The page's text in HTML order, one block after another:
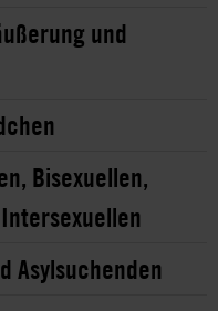
und
Bisexuellen,
Asylsuchenden